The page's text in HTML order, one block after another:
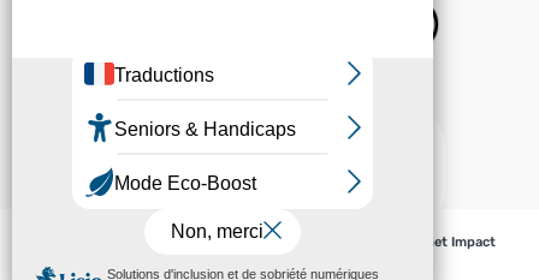
© Pechabou 2022 | Tous droits réservés – Conception
Cabinet Impact
Evolution